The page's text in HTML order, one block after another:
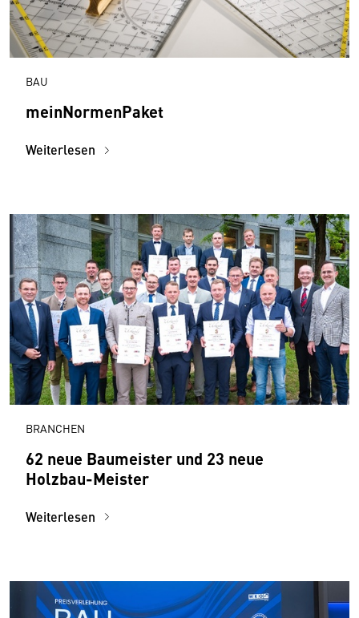
BAU
meinNormenPaket
Weiterlesen
BRANCHEN
62 neue Baumeister und 23 neue
Holzbau-Meister
Weiterlesen